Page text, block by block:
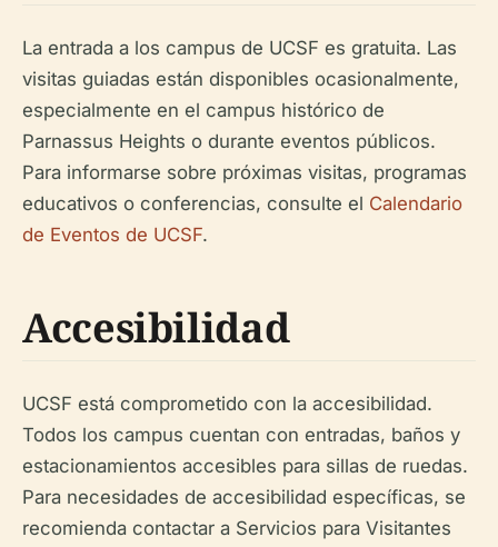
La entrada a los campus de UCSF es gratuita. Las
visitas guiadas están disponibles ocasionalmente,
especialmente en el campus histórico de
Parnassus Heights o durante eventos públicos.
Para informarse sobre próximas visitas, programas
educativos o conferencias, consulte el Calendario
de Eventos de UCSF.
Accesibilidad
UCSF está comprometido con la accesibilidad.
Todos los campus cuentan con entradas, baños y
estacionamientos accesibles para sillas de ruedas.
Para necesidades de accesibilidad específicas, se
recomienda contactar a Servicios para Visitantes